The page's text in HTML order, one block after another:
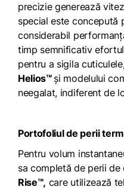
precizie generează
special este concepută
considerabil
timp semnificativ
pentru a sigila
Helios™ și modelului
neegalat, indiferent de
Portofoliul de perii
Pentru volum
sa completă de perii
Rise™, care utilizează